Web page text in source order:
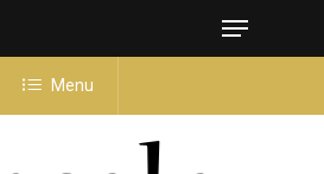
Menu
Menu